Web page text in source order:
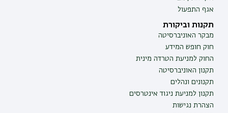
אגף התפעול
תקנות וביקורת
מבקר האוניברסיטה
חוק חופש המידע
החוק למניעת הטרדה מינית
תקנון האוניברסיטה
תקנונים ונהלים
תקנון למניעת ניגוד אינטרסים
הצהרת נגישות